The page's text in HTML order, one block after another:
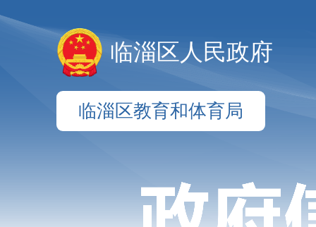
临淄区人民政府
临淄区教育和体育局